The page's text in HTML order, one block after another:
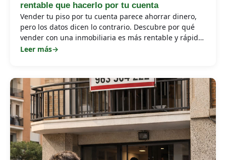
rentable que hacerlo por tu cuenta
Vender tu piso por tu cuenta parece ahorrar dinero,
pero los datos dicen lo contrario. Descubre por qué
vender con una inmobiliaria es más rentable y rápido
en la mayoría de casos.
Leer más→